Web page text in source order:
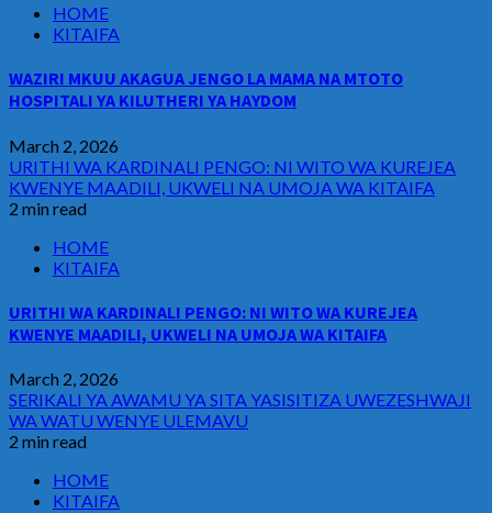
HOME
KITAIFA
WAZIRI MKUU AKAGUA JENGO LA MAMA NA MTOTO
HOSPITALI YA KILUTHERI YA HAYDOM
March 2, 2026
URITHI WA KARDINALI PENGO: NI WITO WA KUREJEA
KWENYE MAADILI, UKWELI NA UMOJA WA KITAIFA
2 min read
HOME
KITAIFA
URITHI WA KARDINALI PENGO: NI WITO WA KUREJEA
KWENYE MAADILI, UKWELI NA UMOJA WA KITAIFA
March 2, 2026
SERIKALI YA AWAMU YA SITA YASISITIZA UWEZESHWAJI
WA WATU WENYE ULEMAVU
2 min read
HOME
KITAIFA